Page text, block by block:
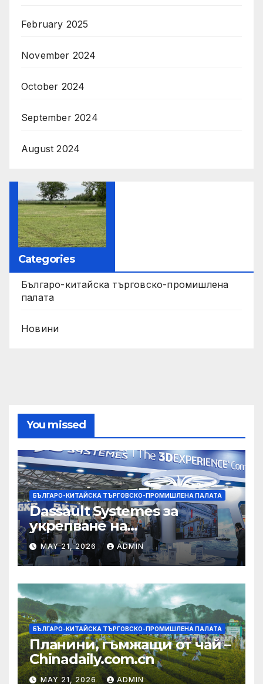
February 2025
November 2024
October 2024
September 2024
August 2024
Categories
Българо-китайска търговско-промишлена
палата
Новини
You missed
БЪЛГАРО-КИТАЙСКА ТЪРГОВСКО-ПРОМИШЛЕНА ПАЛАТА
Dassault Systemes за
укрепване на
изграждането на AI
екосистема в Китай
MAY 21, 2026 ADMIN
БЪЛГАРО-КИТАЙСКА ТЪРГОВСКО-ПРОМИШЛЕНА ПАЛАТА
Планини, гъмжащи от чай –
Chinadaily.com.cn
MAY 21, 2026 ADMIN